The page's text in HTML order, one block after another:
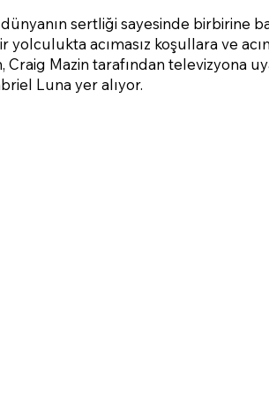
dünyanın sertliği sayesinde birbirine
yolculukta acımasız koşullara ve
Craig Mazin tarafından televizyona
Luna yer alıyor.